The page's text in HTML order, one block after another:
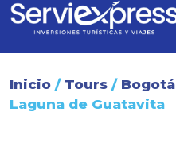
Inicio / Tours / Bogotá
Laguna de Guatavita